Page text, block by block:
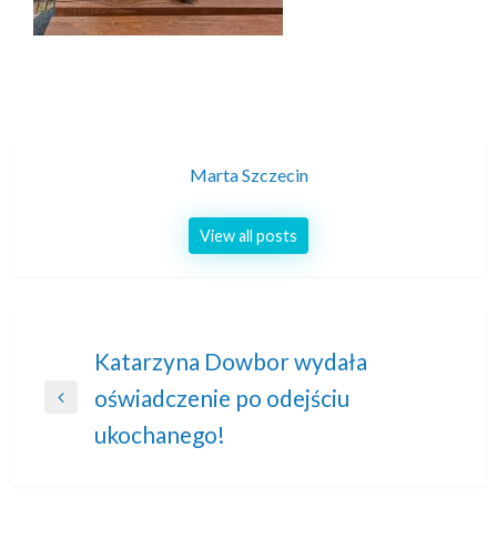
Marta Szczecin
View all posts
Nawigacja
wpisu
Previous
Katarzyna Dowbor wydała
oświadczenie po odejściu
ukochanego!